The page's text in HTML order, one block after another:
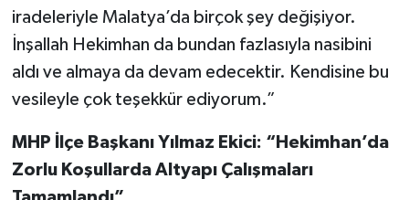
iradeleriyle Malatya’da birçok şey değişiyor.
İnşallah Hekimhan da bundan fazlasıyla nasibini
aldı ve almaya da devam edecektir. Kendisine bu
vesileyle çok teşekkür ediyorum.”
MHP İlçe Başkanı Yılmaz Ekici: “Hekimhan’da
Zorlu Koşullarda Altyapı Çalışmaları